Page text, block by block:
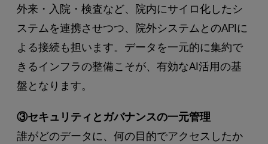
外来・入院・検査など、院内にサイロ化したシ
ステムを連携させつつ、院外システムとのAPIに
よる接続も担います。データを一元的に集約で
きるインフラの整備こそが、有効なAI活用の基
盤となります。
③セキュリティとガバナンスの一元管理
誰がどのデータに、何の目的でアクセスしたか